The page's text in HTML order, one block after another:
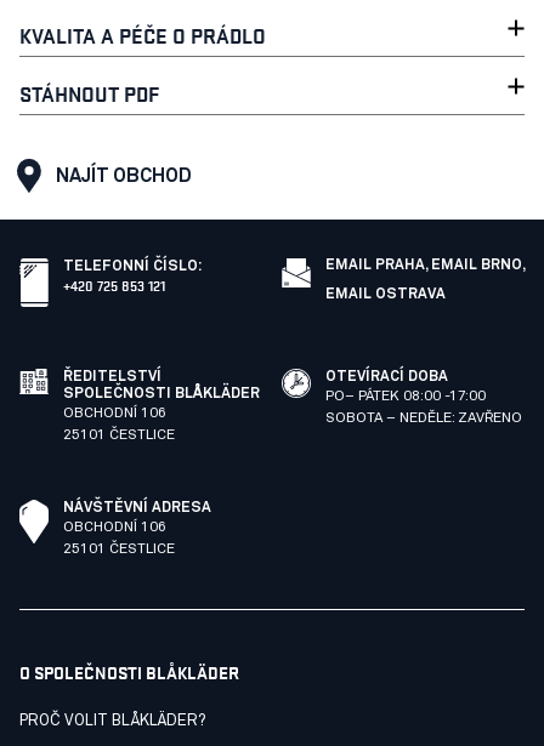
KVALITA A PÉČE O PRÁDLO
STÁHNOUT PDF
NAJÍT OBCHOD
TELEFONNÍ ČÍSLO:
+420 725 853 121
EMAIL PRAHA, EMAIL BRNO,
EMAIL OSTRAVA
ŘEDITELSTVÍ
SPOLEČNOSTI BLÅKLÄDER
OBCHODNÍ 106
25101 ČESTLICE
OTEVÍRACÍ DOBA
PO– PÁTEK 08:00 -17:00
SOBOTA – NEDĚLE: ZAVŘENO
NÁVŠTĚVNÍ ADRESA
OBCHODNÍ 106
25101 ČESTLICE
O SPOLEČNOSTI BLÅKLÄDER
PROČ VOLIT BLÅKLÄDER?